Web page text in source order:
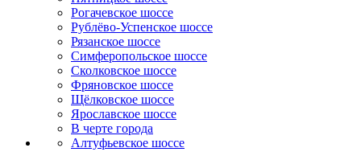
Рогачевское шоссе
Рублёво-Успенское шоссе
Рязанское шоссе
Симферопольское шоссе
Сколковское шоссе
Фряновское шоссе
Щёлковское шоссе
Ярославское шоссе
B черте города
Алтуфьевское шоссе